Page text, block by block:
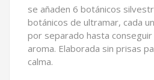
se añaden 6 botánicos
botánicos de ultramar, cada
por separado hasta
aroma. Elaborada sin prisas
calma.